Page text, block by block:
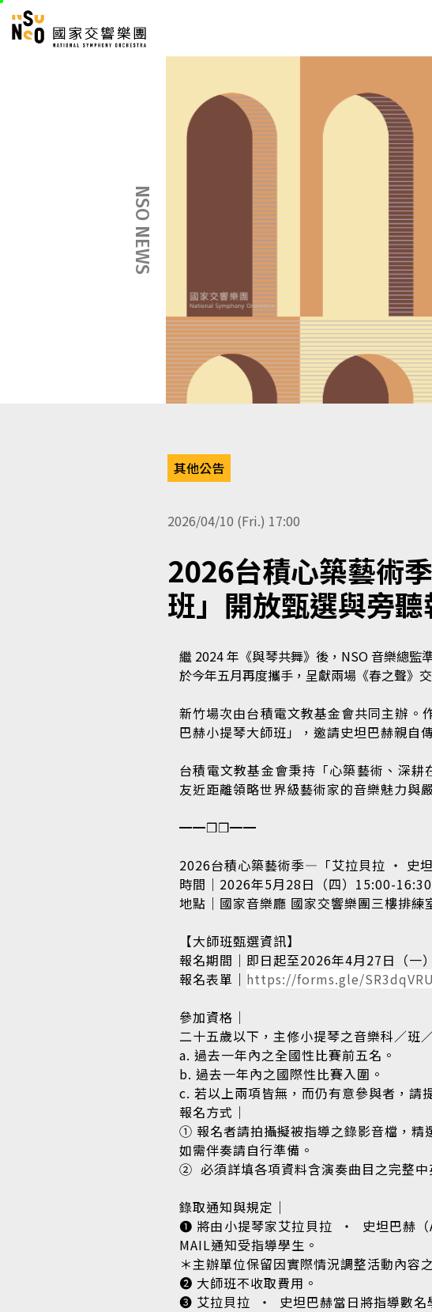
跳
:::
NSO NEWS
2026台積心築藝術
班」開放甄選與旁聽
2026/04/10 (Fri.) 17:00
其他公告
繼 2024 年《與琴共舞》後，NSO 音樂總
於今年五月再度攜手，呈獻兩場《春之聲》
新竹場次由台積電文教基金會共同主辦。
巴赫小提琴大師班」，邀請史坦巴赫親自
台積電文教基金會秉持「心築藝術、深
友近距離領略世界級藝術家的音樂魅力與
━━❒❒━━
2026台積心築藝術季—「艾拉貝拉 ​‧ ​史坦
時間｜2026年5月28日（四）15:00-16:30
地點｜國家音樂廳 國家交響樂團三樓排練
【大師班甄選資訊】
報名期間｜即日起至2026年4月27日（一
報名表單｜ https://forms.gle/
參加資格｜
二十五歲以下，主修小提琴之音樂科／班
a. 過去一年內之全國性比賽前五名。
b. 過去一年內之國際性比賽入圍。
c. 若以上兩項皆無，而仍有意參與者，請
報名方式｜
① 報名者請拍攝擬被指導之錄影音檔，精
如需伴奏請自行準備。
② ​ 必須詳填各項資料含演奏曲目之完整
錄取通知與規定｜
❶ 將由小提琴家艾拉貝拉 ​ ‧ ​ 史坦巴赫
MAIL通知受指導學生。
＊主辦單位保留因實際情況調整活動內容
❷ 大師班不收取費用。
❸ 艾拉貝拉 ​ ‧ ​ 史坦巴赫當日將指導數名